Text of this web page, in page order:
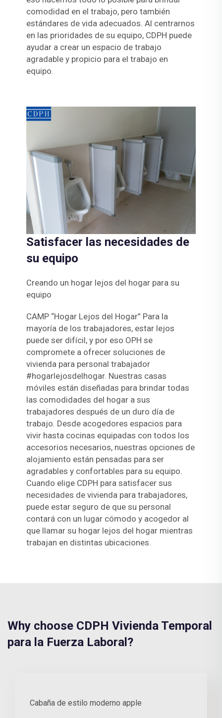
comodidad en el trabajo, pero también
estándares de vida adecuados. Al centrarnos
en las prioridades de su equipo, CDPH puede
ayudar a crear un espacio de trabajo
agradable y propicio para el trabajo en
equipo.
Satisfacer las necesidades de
su equipo
Creando un hogar lejos del hogar para su
equipo
CAMP “Hogar Lejos del Hogar” Para la
mayoría de los trabajadores, estar lejos
puede ser difícil, y por eso OPH se
compromete a ofrecer soluciones de
vivienda para personal trabajador
#hogarlejosdelhogar. Nuestras casas
móviles están diseñadas para brindar todas
las comodidades del hogar a sus
trabajadores después de un duro día de
trabajo. Desde acogedores espacios para
vivir hasta cocinas equipadas con todos los
accesorios necesarios, nuestras opciones de
alojamiento están pensadas para ser
agradables y confortables para su equipo.
Cuando elige CDPH para satisfacer sus
necesidades de vivienda para trabajadores,
puede estar seguro de que su personal
contará con un lugar cómodo y acogedor al
que llamar su hogar lejos del hogar mientras
trabajan en distintas ubicaciones.
Why choose CDPH Vivienda Temporal
para la Fuerza Laboral?
Cabaña de estilo moderno apple